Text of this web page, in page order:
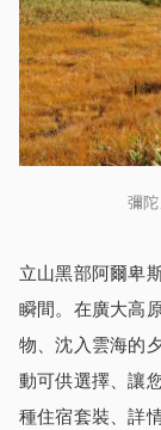
彌
立山黑部阿爾卑
瞬間。在廣大高
物、沈入雲海的
動可供選擇、讓
種住宿套裝、詳